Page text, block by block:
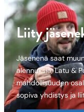
Liity
Jäsenenä saat
alennuksia, Latu &
mahdollisuuden
sopiva yhdistys ja